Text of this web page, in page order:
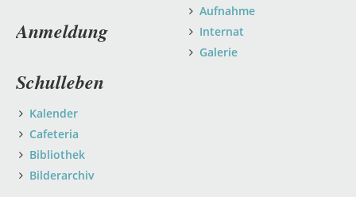
Aufnahme
Internat
Galerie
Anmeldung
Schulleben
Kalender
Cafeteria
Bibliothek
Bilderarchiv